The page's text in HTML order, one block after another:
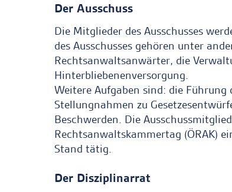
Der Ausschuss
Die Mitglieder des Ausschusses
des Ausschusses gehören unter
Rechtsanwaltsanwärter, die
Hinterbliebenenversorgung.
Weitere Aufgaben sind: die
Stellungnahmen zu
Beschwerden. Die
Rechtsanwaltskammertag (ÖRAK)
Stand tätig.
Der Disziplinarrat